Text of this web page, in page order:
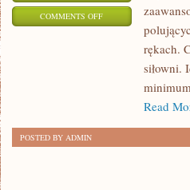
COMMENTS OFFON
rękach.
siłowni.
Read
POSTED BY ADMIN